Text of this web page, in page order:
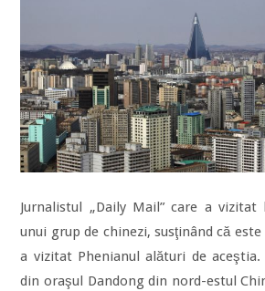
Jurnalistul „Daily Mail” care a
unui grup de chinezi, susţinând că
a vizitat Phenianul alături de aceştia.
din oraşul Dandong din nord-estul